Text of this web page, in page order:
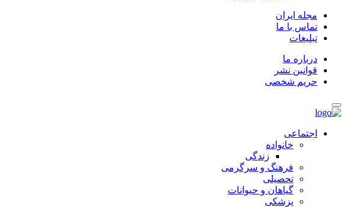
مجله ایران
تماس با ما
تبلیغات
درباره ما
قوانین نشر
حریم شخصی
اجتماعی
خانواده
زندگی
فرهنگ و سرگرمی
تحصیلی
گیاهان و حیوانات
پزشکی